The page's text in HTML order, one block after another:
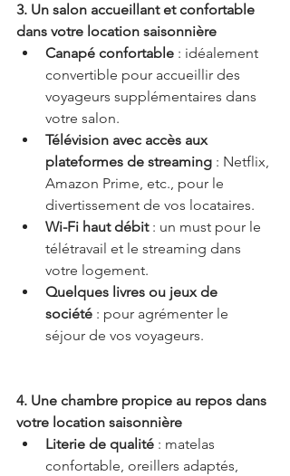
3. Un salon accueillant et confortable
dans votre location saisonnière
Canapé confortable : idéalement
convertible pour accueillir des
voyageurs supplémentaires dans
votre salon.
Télévision avec accès aux
plateformes de streaming : Netflix,
Amazon Prime, etc., pour le
divertissement de vos locataires.
Wi-Fi haut débit : un must pour le
télétravail et le streaming dans
votre logement.
Quelques livres ou jeux de
société : pour agrémenter le
séjour de vos voyageurs.
4. Une chambre propice au repos dans
votre location saisonnière
Literie de qualité : matelas
confortable, oreillers adaptés,